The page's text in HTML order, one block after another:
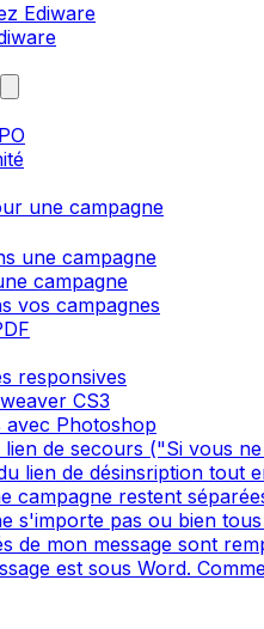
Ediware
une campagne
une campagne
campagne
vos campagnes
responsives
CS3
avec Photoshop
de secours ("Si vous
lien de désinsription tout
campagne restent
s'importe pas ou bien
de mon message sont
est sous Word.